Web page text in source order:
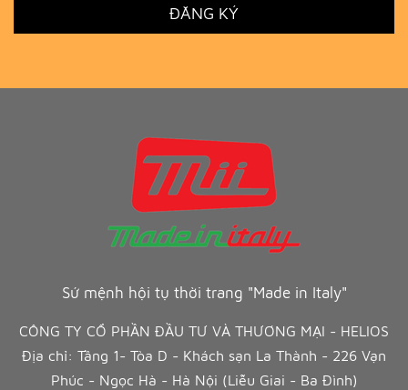
ĐĂNG KÝ
Sứ mệnh hội tụ thời trang "Made in Italy"
CÔNG TY CỔ PHẦN ĐẦU TƯ VÀ THƯƠNG MẠI - HELIOS
Địa chỉ: Tầng 1- Tòa D - Khách sạn La Thành - 226 Vạn
Phúc - Ngọc Hà - Hà Nội (Liễu Giai - Ba Đình)